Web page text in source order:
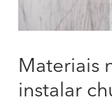
Materiais
instalar